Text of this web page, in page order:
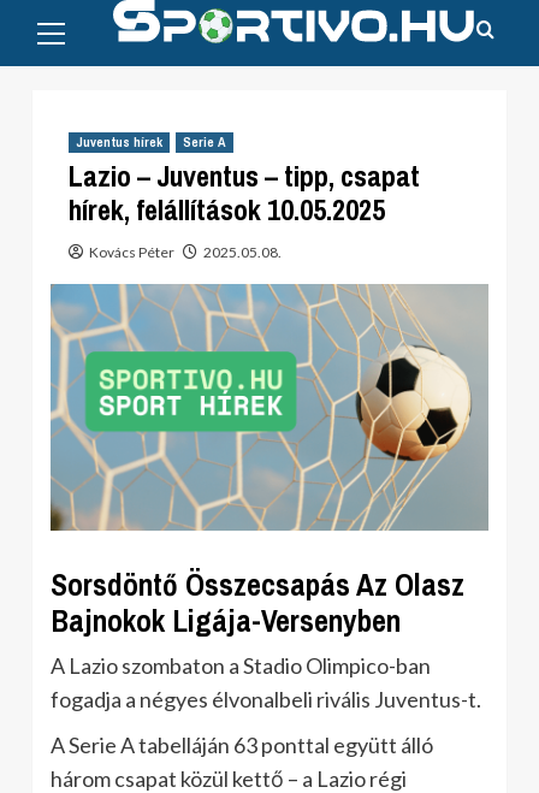
content
Menu
Juventus hírek Serie A
Lazio – Juventus – tipp, csapat
hírek, felállítások 10.05.2025
Kovács Péter 2025.05.08.
Sorsdöntő Összecsapás Az Olasz
Bajnokok Ligája-Versenyben
A Lazio szombaton a Stadio Olimpico-ban
fogadja a négyes élvonalbeli rivális Juventus-t.
A Serie A tabelláján 63 ponttal együtt álló
három csapat közül kettő – a Lazio régi